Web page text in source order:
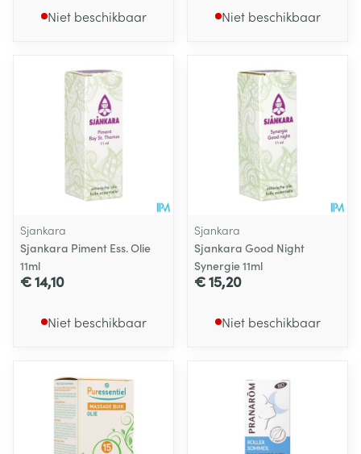
Niet beschikbaar Niet beschikbaar
Sjankara
Sjankara Piment Ess. Olie
11ml
€ 14,10
Niet beschikbaar
Sjankara
Sjankara Good Night
Synergie 11ml
€ 15,20
Niet beschikbaar